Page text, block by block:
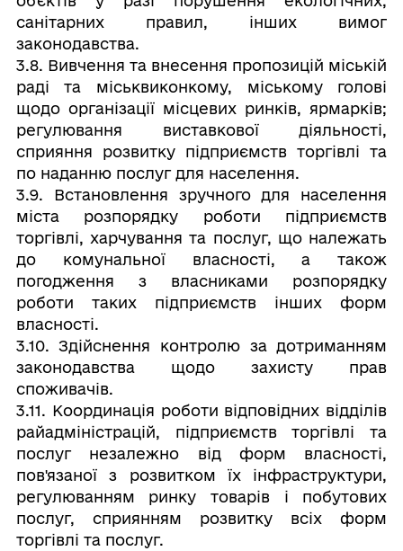
санітарних правил, інших вимог
законодавства.
3.8. Вивчення та внесення пропозицій міській
раді та міськвиконкому, міському голові
щодо організації місцевих ринків, ярмарків;
регулювання виставкової діяльності,
сприяння розвитку підприємств торгівлі та
по наданню послуг для населення.
3.9. Встановлення зручного для населення
міста розпорядку роботи підприємств
торгівлі, харчування та послуг, що належать
до комунальної власності, а також
погодження з власниками розпорядку
роботи таких підприємств інших форм
власності.
3.10. Здійснення контролю за дотриманням
законодавства щодо захисту прав
споживачів.
3.11. Координація роботи відповідних відділів
райадміністрацій, підприємств торгівлі та
послуг незалежно від форм власності,
пов'язаної з розвитком їх інфраструктури,
регулюванням ринку товарів і побутових
послуг, сприянням розвитку всіх форм
торгівлі та послуг.